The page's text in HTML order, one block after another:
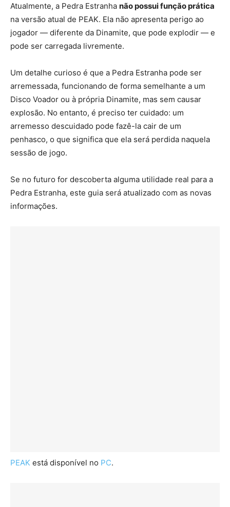
Atualmente, a Pedra Estranha não possui função prática
na versão atual de PEAK. Ela não apresenta perigo ao
jogador — diferente da Dinamite, que pode explodir — e
pode ser carregada livremente.
Um detalhe curioso é que a Pedra Estranha pode ser
arremessada, funcionando de forma semelhante a um
Disco Voador ou à própria Dinamite, mas sem causar
explosão. No entanto, é preciso ter cuidado: um
arremesso descuidado pode fazê-la cair de um
penhasco, o que significa que ela será perdida naquela
sessão de jogo.
Se no futuro for descoberta alguma utilidade real para a
Pedra Estranha, este guia será atualizado com as novas
informações.
PEAK está disponível no PC.